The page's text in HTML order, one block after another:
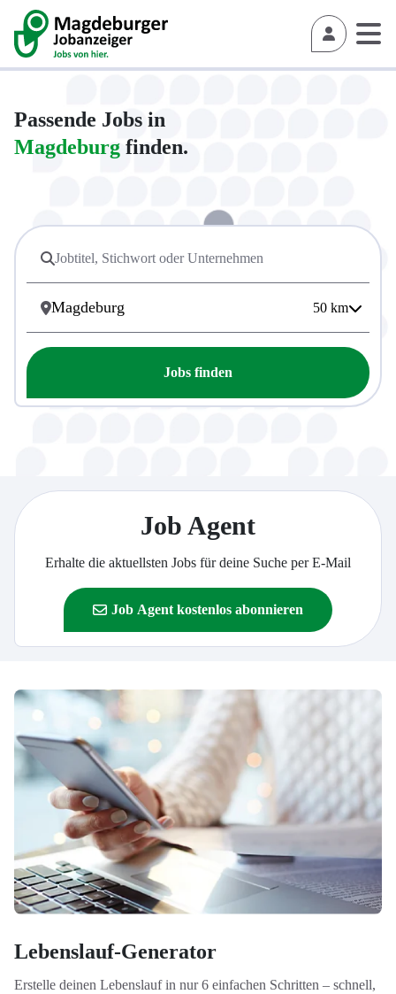
Passende Jobs in
Magdeburg finden.
50 km
Jobs finden
Job Agent
Erhalte die aktuellsten Jobs für deine Suche per E-Mail
Job Agent kostenlos abonnieren
Lebenslauf-Generator
Erstelle deinen Lebenslauf in nur 6 einfachen Schritten – schnell,